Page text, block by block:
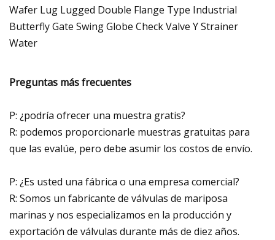
Preguntas más frecuentes
P: ¿podría ofrecer una muestra gratis?
R: podemos proporcionarle muestras gratuitas para
que las evalúe, pero debe asumir los costos de envío.
P: ¿Es usted una fábrica o una empresa comercial?
R: Somos un fabricante de válvulas de mariposa
marinas y nos especializamos en la producción y
exportación de válvulas durante más de diez años.